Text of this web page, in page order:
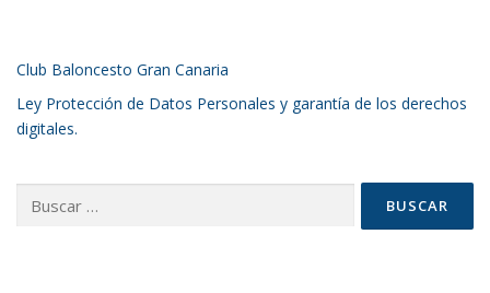
Club Baloncesto Gran Canaria
Ley Protección de Datos Personales y garantía de los derechos
digitales.